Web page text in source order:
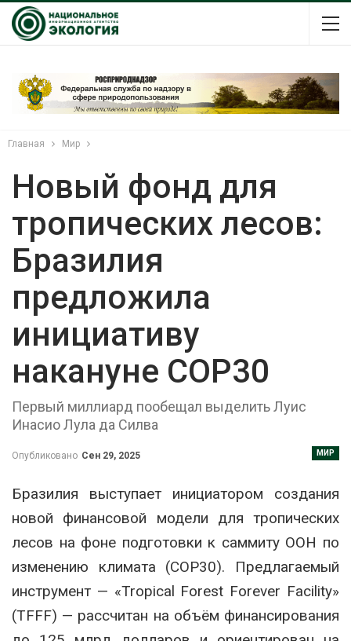
Главная Мир
Новый фонд для
тропических лесов:
Бразилия
предложила
инициативу
накануне COP30
Первый миллиард пообещал выделить Луис
Инасио Лула да Силва
МИР
Опубликовано Сен 29, 2025
Бразилия выступает инициатором создания
новой финансовой модели для тропических
лесов на фоне подготовки к саммиту ООН по
изменению климата (COP30). Предлагаемый
инструмент — «Tropical Forest Forever Facility»
(TFFF) — рассчитан на объём финансирования